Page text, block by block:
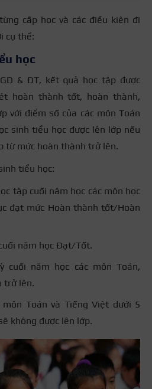
cấp học và các điều kiện đi
cụ thể:
học
& ĐT, kết quả học tập được
hoàn thành tốt, hoàn thành,
với điểm số của các môn Toán
sinh tiểu học được lên lớp nếu
từ mức hoàn thành trở lên.
tiểu học:
tập cuối năm học các môn học
đạt mức Hoàn thành tốt/Hoàn
năm học Đạt/Tốt.
cuối năm học các môn Toán,
trở lên.
Toán và Tiếng Việt dưới 5
không được lên lớp.